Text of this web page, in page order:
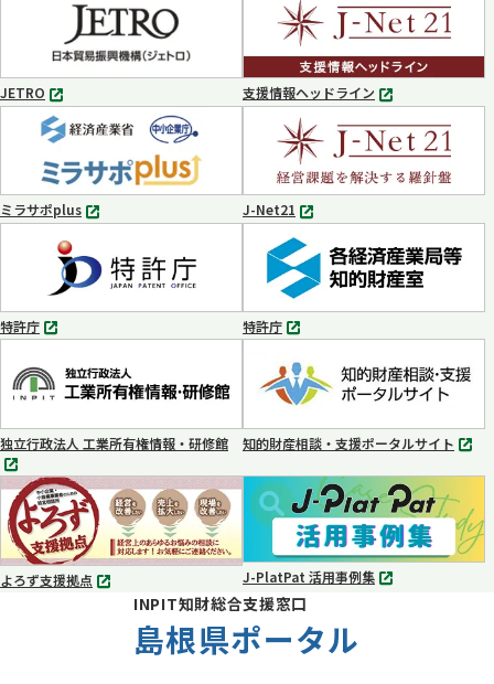
開
く
JETRO
別
タ
ブ
で
開
く
支援情報ヘッドライン
別
タ
ブ
で
開
く
ミラサポplus
別
ブ
で
開
く
J-Net21
別
タ
ブ
で
開
く
特許庁
別
ブ
で
く
特許庁
別
ブ
で
開
く
独立行政法人 工業所有権情報・研修館
別
タ
ブ
で
知的財産相談・支援ポータルサイト
別
タ
開
く
よろず支援拠点
別
J-PlatPat 活用事例集
別
INPIT知財総合支援窓口
島根県ポータル